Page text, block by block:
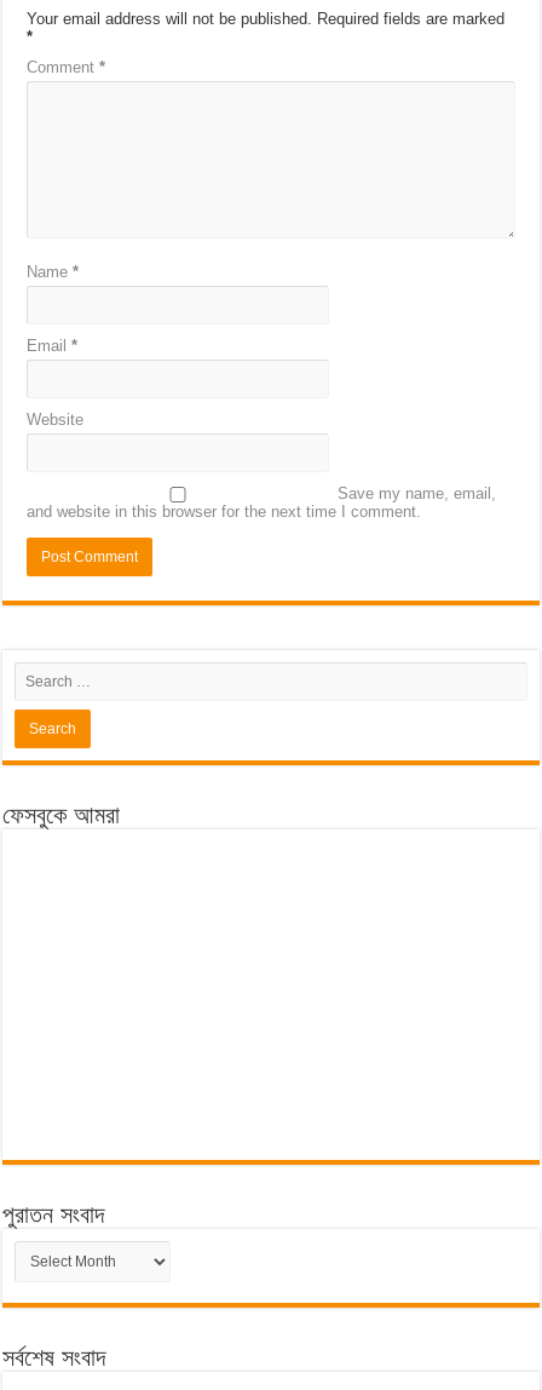
Your email address will not be published.
Required fields are marked
*
Comment*
Name*
Email*
Website
Save my name, email,
and website in this browser for the next time I comment.
ফেসবুকে আমরা
পুরাতন সংবাদ
পুরাতন
সংবাদ
সর্বশেষ সংবাদ